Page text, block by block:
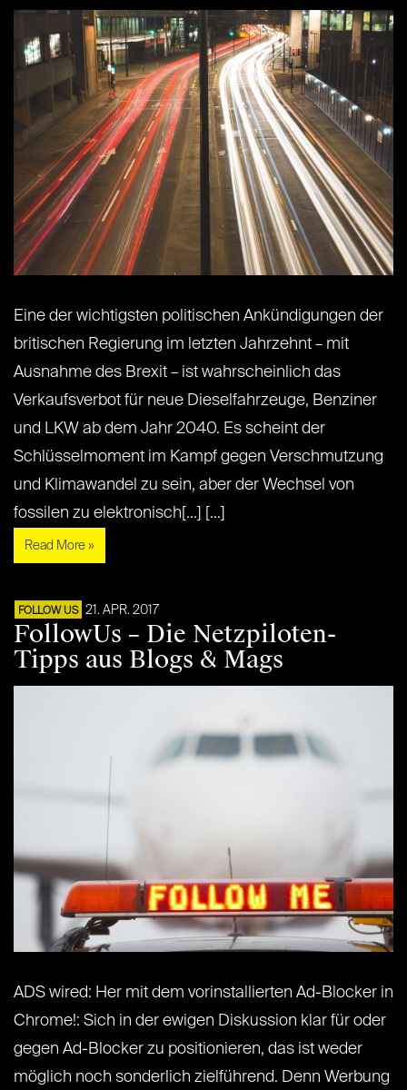
Eine der wichtigsten politischen Ankündigungen der
britischen Regierung im letzten Jahrzehnt – mit
Ausnahme des Brexit – ist wahrscheinlich das
Verkaufsverbot für neue Dieselfahrzeuge, Benziner
und LKW ab dem Jahr 2040. Es scheint der
Schlüsselmoment im Kampf gegen Verschmutzung
und Klimawandel zu sein, aber der Wechsel von
fossilen zu elektronisch[...] [...]
Read More »
FOLLOW US 21. APR. 2017
FollowUs – Die Netzpiloten-
Tipps aus Blogs & Mags
ADS wired: Her mit dem vorinstallierten Ad-Blocker in
Chrome!: Sich in der ewigen Diskussion klar für oder
gegen Ad-Blocker zu positionieren, das ist weder
möglich noch sonderlich zielführend. Denn Werbung